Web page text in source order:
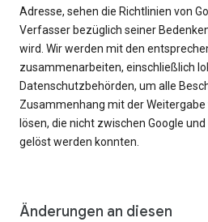
Adresse, sehen die Richtlinien von
Verfasser bezüglich seiner
wird. Wir werden mit den
zusammenarbeiten, einschließlich
Datenschutzbehörden, um alle
Zusammenhang mit der
lösen, die nicht zwischen Google
gelöst werden konnten.
Änderungen an diesen